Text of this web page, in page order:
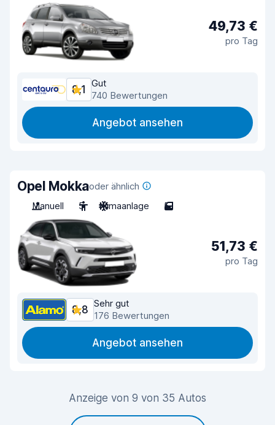
49,73 €
pro Tag
8,1
Gut
740 Bewertungen
Angebot ansehen
Opel Mokkaoder ähnlich
Manuell
5 Klimaanlage 5
51,73 €
pro Tag
8,8
Sehr gut
176 Bewertungen
Angebot ansehen
Anzeige von 9 von 35 Autos